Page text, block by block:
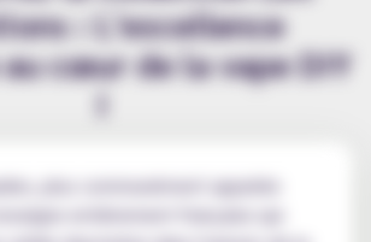
: L'excellence
cœur de la vape DIY
plus communément appelée
entièrement française qui